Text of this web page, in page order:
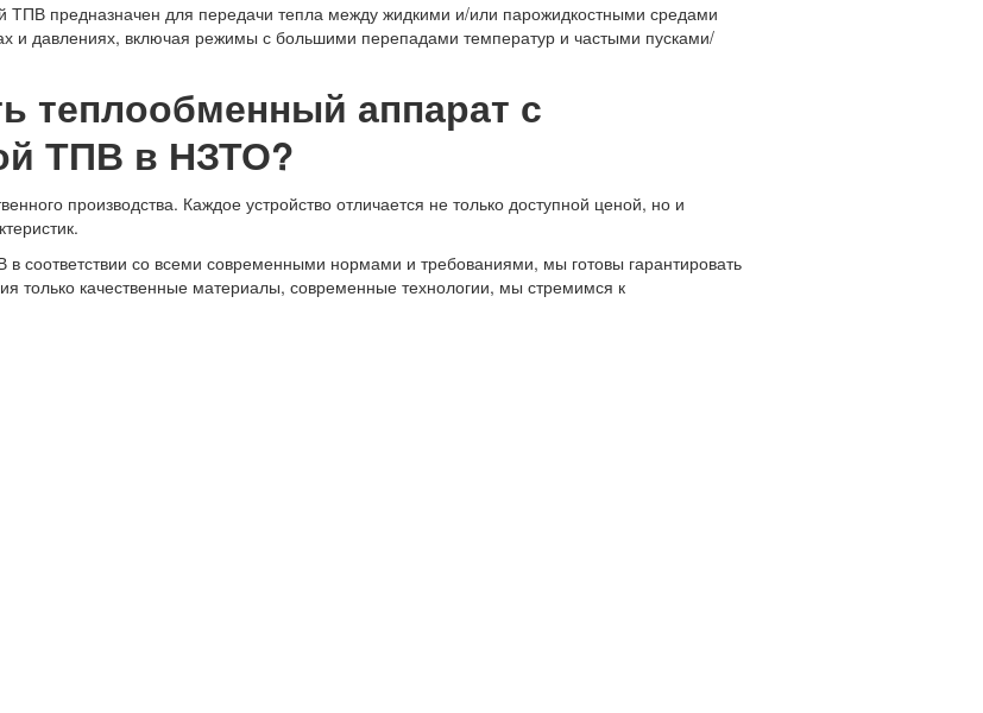
предназначен для передачи тепла между жидкими и/или парожидкостными средами
и давлениях, включая режимы с большими перепадами температур и частыми пусками/
теплообменный аппарат с
ТПВ в НЗТО?
производства. Каждое устройство отличается не только доступной ценой, но и
соответствии со всеми современными нормами и требованиями, мы готовы гарантировать
только качественные материалы, современные технологии, мы стремимся к